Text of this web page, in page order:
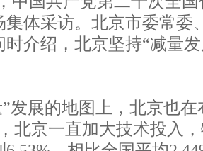
集体采访。北京市委常委
时介绍，北京坚持“减量
发展的地图上，北京也在
北京一直加大技术投入